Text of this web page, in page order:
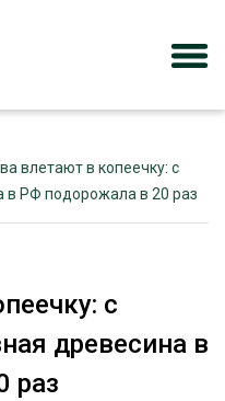
влетают в копеечку: с
в РФ подорожала в 20 раз
с
древесина в
раз